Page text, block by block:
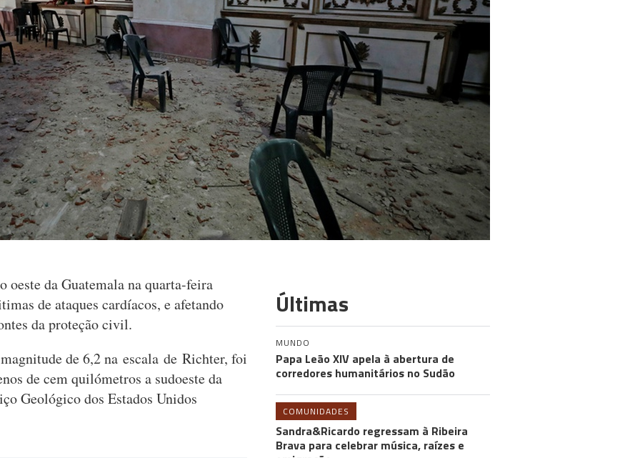
da Guatemala na quarta-feira
de ataques cardíacos, e afetando
da proteção civil.
de 6,2 na escala de Richter, foi
de cem quilómetros a sudoeste da
Geológico dos Estados Unidos
Últimas
MUNDO
Papa Leão XIV apela à abertura de
corredores humanitários no Sudão
COMUNIDADES
Sandra&Ricardo regressam à Ribeira
Brava para celebrar música, raízes e